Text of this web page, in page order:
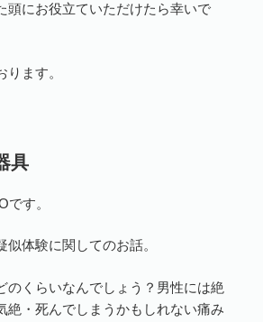
頭にお役立ていただけたら幸いで
ます。
具
です。
体験に関してのお話。
のくらいなんでしょう？男性には絶
絶・死んでしまうかもしれない痛み